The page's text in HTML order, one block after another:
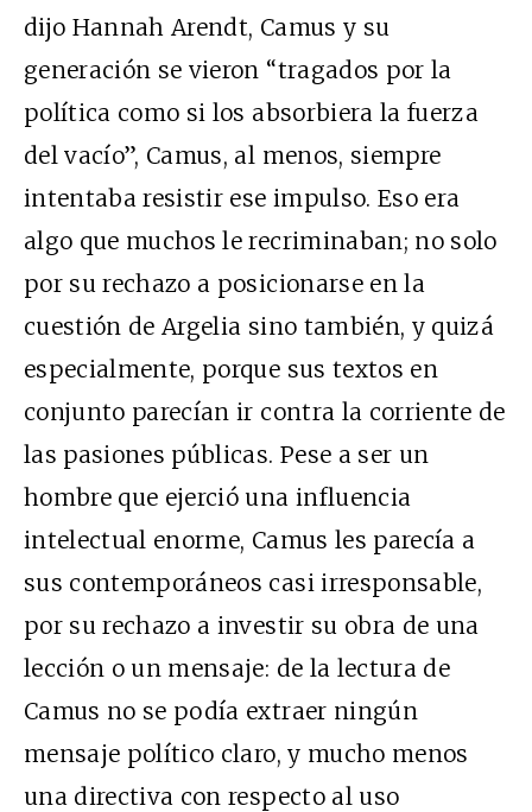
dijo Hannah Arendt, Camus y su
generación se vieron “tragados por la
política como si los absorbiera la fuerza
del vacío”, Camus, al menos, siempre
intentaba resistir ese impulso. Eso era
algo que muchos le recriminaban; no solo
por su rechazo a posicionarse en la
cuestión de Argelia sino también, y quizá
especialmente, porque sus textos en
conjunto parecían ir contra la corriente de
las pasiones públicas. Pese a ser un
hombre que ejerció una influencia
intelectual enorme, Camus les parecía a
sus contemporáneos casi irresponsable,
por su rechazo a investir su obra de una
lección o un mensaje: de la lectura de
Camus no se podía extraer ningún
mensaje político claro, y mucho menos
una directiva con respecto al uso